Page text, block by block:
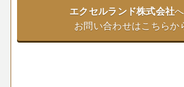
エクセルランド株式会社
お問い合わせはこちらか